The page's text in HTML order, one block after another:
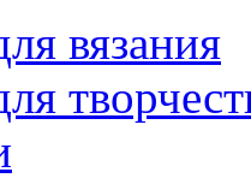
вязания